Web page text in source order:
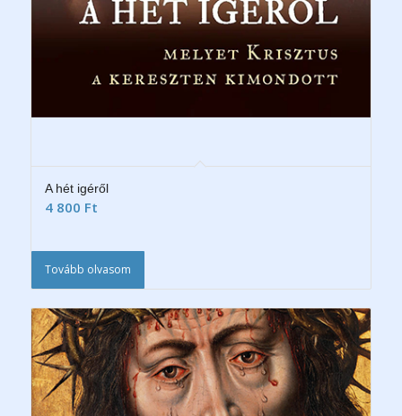
A hét igéről
4 800 Ft
Tovább olvasom